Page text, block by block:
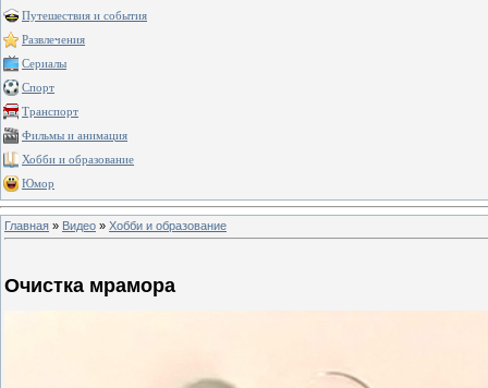
Путешествия и события
Развлечения
Сериалы
Спорт
Транспорт
Фильмы и анимация
Хобби и образование
Юмор
Главная » Видео » Хобби и образование
Очистка мрамора